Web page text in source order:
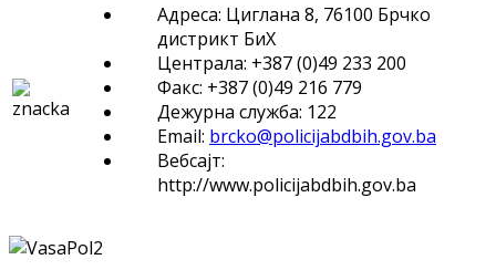
Адреса: Циглана 8, 76100 Брчко
дистрикт БиХ
Централа: +387 (0)49 233 200
Факс: +387 (0)49 216 779
Дежурна служба: 122
Email: brcko@policijabdbih.gov.ba
Вебсајт:
http://www.policijabdbih.gov.ba